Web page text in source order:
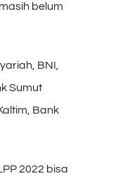
belum
BNI,
Sumut
Bank
2022 bisa